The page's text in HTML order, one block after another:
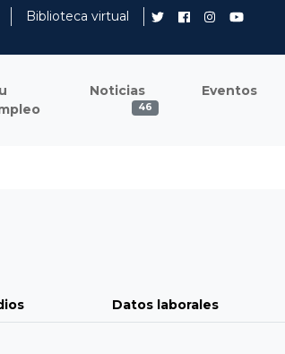
Biblioteca virtual
Noticias
46
Eventos
Datos laborales